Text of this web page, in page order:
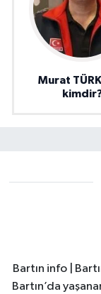
Murat
Bartın info |
Bartın’da